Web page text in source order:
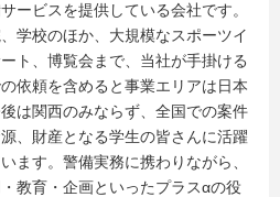
ービスを提供している会社です。
学校のほか、大規模なスポーツイ
ト、博覧会まで、当社が手掛ける
依頼を含めると事業エリアは日本
は関西のみならず、全国での案件
、財産となる学生の皆さんに活躍
ます。警備実務に携わりながら、
教育・企画といったプラスαの役